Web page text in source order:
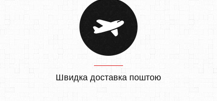
Швидка доставка поштою